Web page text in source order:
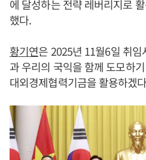
에 달성하는 전략 레버리지로
했다.
황기연은 2025년 11월6일 취
과 우리의 국익을 함께 도모하
대외경제협력기금을 활용하겠